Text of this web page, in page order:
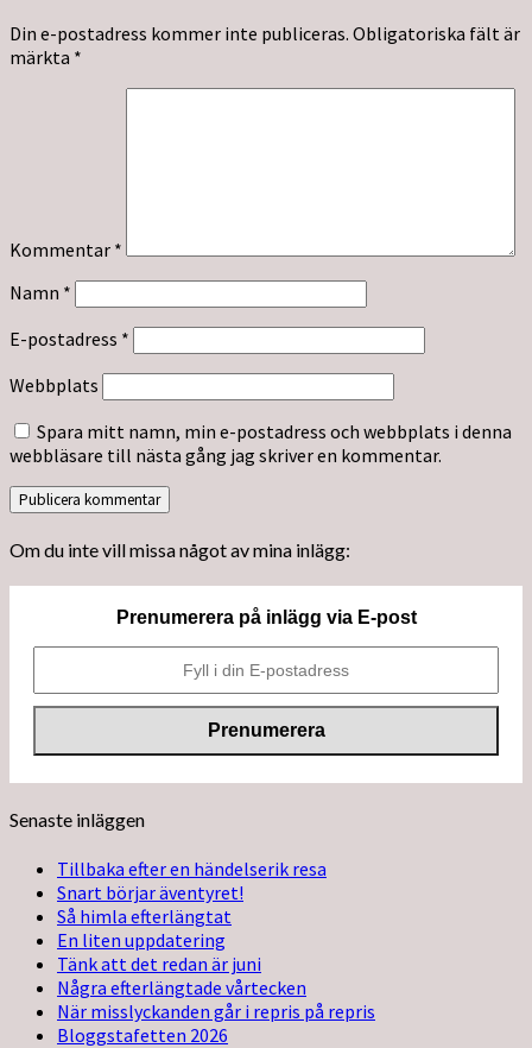
Din e-postadress kommer inte publiceras. Obligatoriska fält är
märkta *
Kommentar *
Namn *
E-postadress *
Webbplats
Spara mitt namn, min e-postadress och webbplats i denna
webbläsare till nästa gång jag skriver en kommentar.
Om du inte vill missa något av mina inlägg:
Prenumerera på inlägg via E-post
Senaste inläggen
Tillbaka efter en händelserik resa
Snart börjar äventyret!
Så himla efterlängtat
En liten uppdatering
Tänk att det redan är juni
Några efterlängtade vårtecken
När misslyckanden går i repris på repris
Bloggstafetten 2026